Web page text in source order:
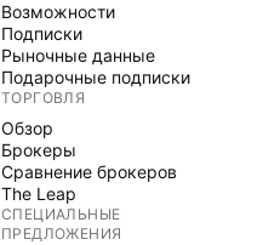
Возможности
Подписки
Рыночные данные
Подарочные подписки
ТОРГОВЛЯ
Обзор
Брокеры
Сравнение брокеров
The Leap
СПЕЦИАЛЬНЫЕ
ПРЕДЛОЖЕНИЯ